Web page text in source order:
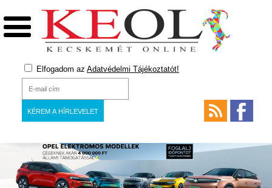
Elfogadom az Adatvédelmi Tájékoztatót!